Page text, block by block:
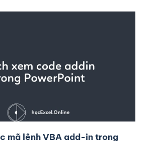
mã lệnh VBA add-in trong